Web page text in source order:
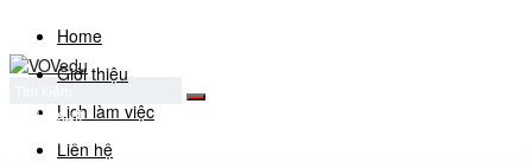
Home
Giới thiệu
Lịch làm việc
Liên hệ
No Result
View All Result